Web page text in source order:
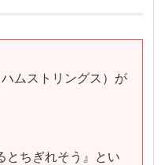
ムストリングス）が
とちぎれそう』とい